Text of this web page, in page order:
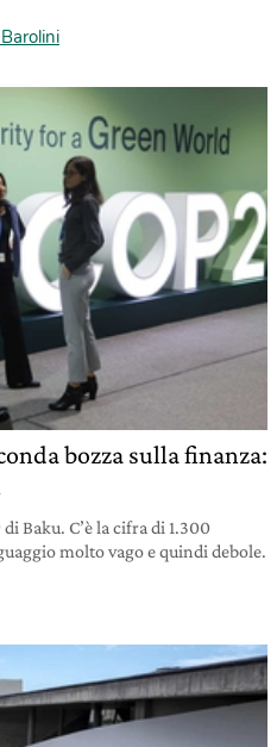
bozza sulla finanza:
Baku. C’è la cifra di 1.300
molto vago e quindi debole.